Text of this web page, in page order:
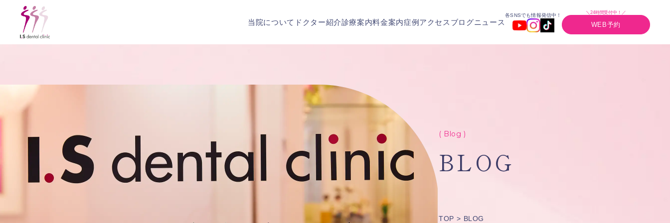
当院について ドクター紹介診療案内料金案内症例アクセス ブログニュース
各SNSでも情報発信中！
＼24時間受付中！／
WEB予約
( Blog )
BLOG
TOP BLOG